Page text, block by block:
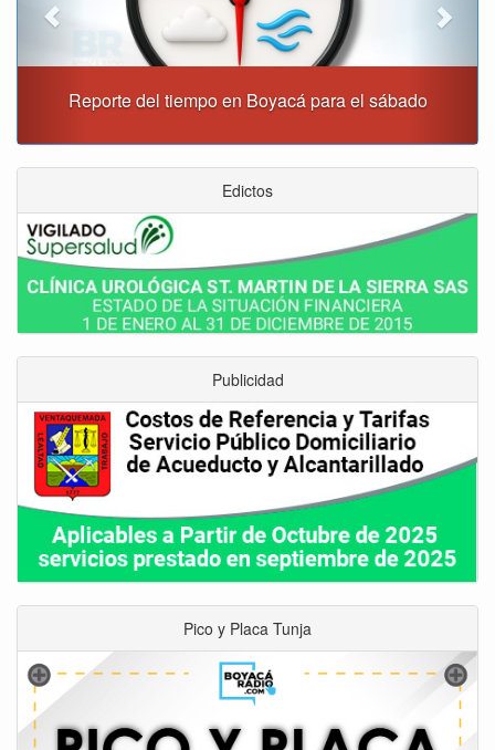
Reporte del tiempo en Boyacá para el sábado
Edictos
Publicidad
Pico y Placa Tunja